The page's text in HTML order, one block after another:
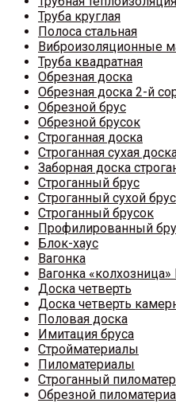
Труба круглая
Полоса стальная
Виброизоляционные
Труба квадратная
Обрезная доска
Обрезная доска 2-й
Обрезной брус
Обрезной брусок
Строганная доска
Строганная сухая
Заборная доска
Строганный брус
Строганный сухой брус
Строганный брусок
Профилированный
Блок-хаус
Вагонка
Вагонка
Доска четверть
Доска четверть
Половая доска
Имитация бруса
Стройматериалы
Пиломатериалы
Строганный
Обрезной